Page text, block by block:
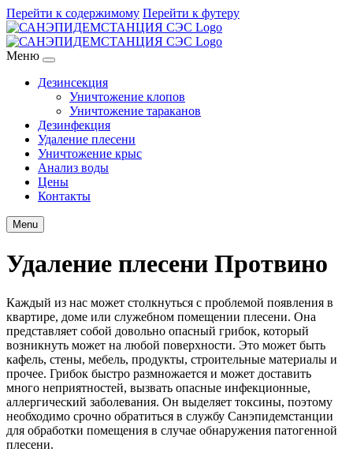
Перейти к содержимому Перейти к футеру
Меню
Дезинсекция
Уничтожение клопов
Уничтожение тараканов
Дезинфекция
Удаление плесени
Уничтожение крыс
Анализ воды
Цены
Контакты
Menu
Удаление плесени Протвино
Каждый из нас может столкнуться с проблемой появления в
квартире, доме или служебном помещении плесени. Она
представляет собой довольно опасный грибок, который
возникнуть может на любой поверхности. Это может быть
кафель, стены, мебель, продукты, строительные материалы и
прочее. Грибок быстро размножается и может доставить
много неприятностей, вызвать опасные инфекционные,
аллергический заболевания. Он выделяет токсины, поэтому
необходимо срочно обратиться в службу Санэпидемстанции
для обработки помещения в случае обнаружения патогенной
плесени.